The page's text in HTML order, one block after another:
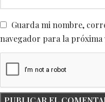
Guarda mi nombre,
navegador para la próxima